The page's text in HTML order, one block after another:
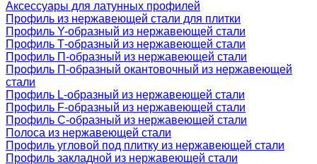
Аксессуары для латунных профилей
Профиль из нержавеющей стали для плитки
Профиль Y-образный из нержавеющей стали
Профиль Т-образный из нержавеющей стали
Профиль П-образный из нержавеющей стали
Профиль П-образный окантовочный из нержавеющей
стали
Профиль L-образный из нержавеющей стали
Профиль F-образный из нержавеющей стали
Профиль C-образный из нержавеющей стали
Полоса из нержавеющей стали
Профиль угловой под плитку из нержавеющей стали
Профиль закладной из нержавеющей стали